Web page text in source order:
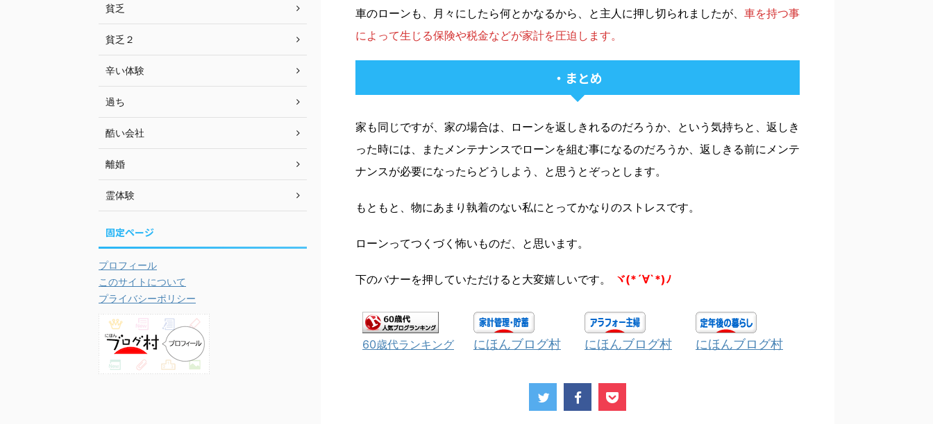
車のローンも、月々にしたら何とかなるから、と主人に押し切られましたが、 車を持つ事
によって生じる保険や税金などが家計を圧迫します。
・まとめ
家も同じですが、家の場合は、ローンを返しきれるのだろうか、という気持ちと、返しき
った時には、またメンテナンスでローンを組む事になるのだろうか、返しきる前にメンテ
ナンスが必要になったらどうしよう、と思うとぞっとします。
もともと、物にあまり執着のない私にとってかなりのストレスです。
ローンってつくづく怖いものだ、と思います。
下のバナーを押していただけると大変嬉しいです。 ヾ(*´∀`*)ﾉ
60歳代ランキング にほんブログ村 にほんブログ村 にほんブログ村
貧乏
貧乏２
辛い体験
過ち
酷い会社
離婚
霊体験
固定ページ
プロフィール
このサイトについて
プライバシーポリシー